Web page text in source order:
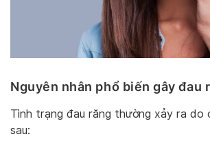
Nguyên nhân phổ biến gây đau
Tình trạng đau răng thường xảy ra do
sau: